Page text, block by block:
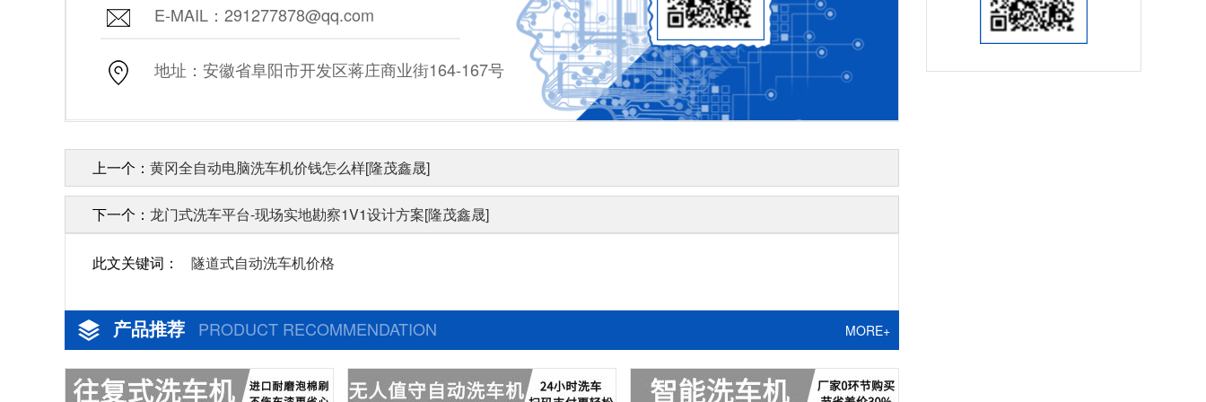
E-MAIL：291277878@qq.com
地址：安徽省阜阳市开发区蒋庄商业街164-167号
上一个： 黄冈全自动电脑洗车机价钱怎么样[隆茂鑫晟]
下一个： 龙门式洗车平台-现场实地勘察1V1设计方案[隆茂鑫晟]
此文关键词： 隧道式自动洗车机价格
产品推荐 PRODUCT RECOMMENDATION MORE+